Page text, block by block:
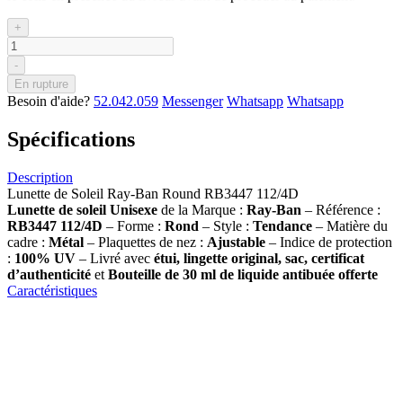
+
-
En rupture
Besoin d'aide? 52.042.059 Messenger Whatsapp Whatsapp
Spécifications
Description
Lunette de Soleil Ray-Ban Round RB3447 112/4D
Lunette de soleil Unisexe de la Marque : Ray-Ban – Référence :
RB3447 112/4D – Forme : Rond – Style : Tendance – Matière du
cadre : Métal – Plaquettes de nez : Ajustable – Indice de protection
: 100% UV – Livré avec étui, lingette original, sac, certificat
d’authenticité et Bouteille de 30 ml de liquide antibuée offerte
Caractéristiques